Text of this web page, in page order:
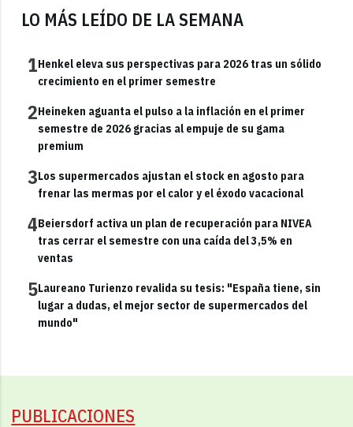
LO MÁS LEÍDO DE LA SEMANA
1Henkel eleva sus perspectivas para 2026 tras un sólido
crecimiento en el primer semestre
2Heineken aguanta el pulso a la inflación en el primer
semestre de 2026 gracias al empuje de su gama
premium
3Los supermercados ajustan el stock en agosto para
frenar las mermas por el calor y el éxodo vacacional
4Beiersdorf activa un plan de recuperación para NIVEA
tras cerrar el semestre con una caída del 3,5% en
ventas
5Laureano Turienzo revalida su tesis: "España tiene, sin
lugar a dudas, el mejor sector de supermercados del
mundo"
PUBLICACIONES